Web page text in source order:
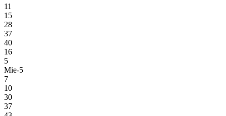
11
15
28
37
40
16
5
Mie-5
7
10
30
37